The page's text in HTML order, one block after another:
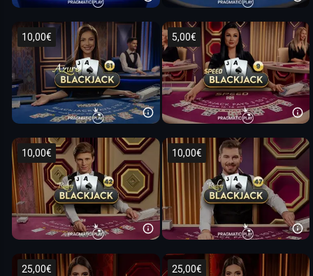
10,00€ 5,00€
10,00€ 10,00€
25,00€ 25,00€